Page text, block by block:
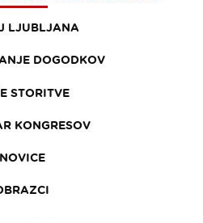
LJUBLJANA
DOGODKOV
STORITVE
KONGRESOV
NOVICE